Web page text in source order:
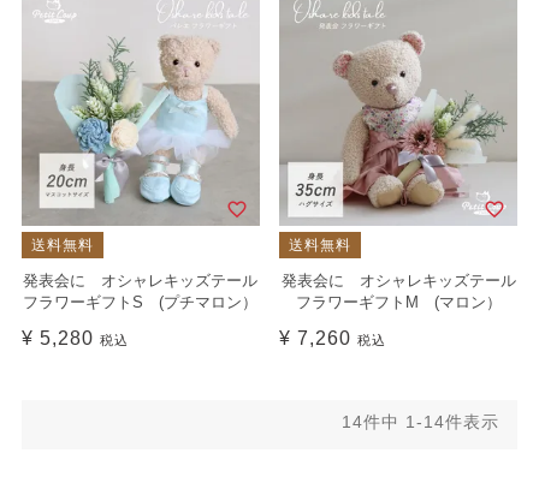
送料無料
発表会に オシャレキッズテール
フラワーギフトS (プチマロン）
¥ 5,280 税込
送料無料
発表会に オシャレキッズテール
フラワーギフトM (マロン）
¥ 7,260 税込
14件中 1-14件表示